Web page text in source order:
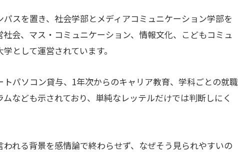
スを置き、社会学部とメディアコミュニケーション学部を
会、マス・コミュニケーション、情報文化、こどもコミュ
として運営されています。
パソコン貸与、1年次からのキャリア教育、学科ごとの就職
なども示されており、単純なレッテルだけでは判断しにく
れる背景を感情論で終わらせず、なぜそう見られやすいの